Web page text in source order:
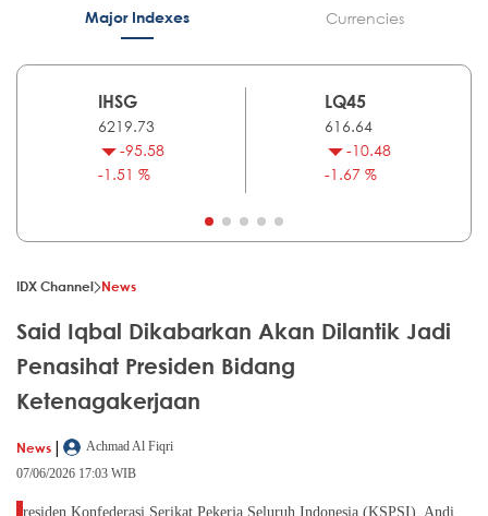
Major Indexes Currencies
IHSG
6219.73
-95.58
-1.51 %
LQ45
616.64
-10.48
-1.67 %
IDX Channel News
Said Iqbal Dikabarkan Akan Dilantik Jadi
Penasihat Presiden Bidang
Ketenagakerjaan
News |
Achmad Al Fiqri
07/06/2026 17:03 WIB
residen Konfederasi Serikat Pekerja Seluruh Indonesia (KSPSI), Andi